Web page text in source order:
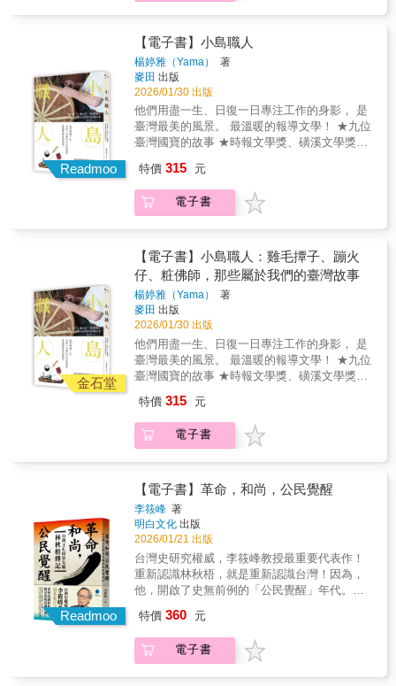
記錄34位在台灣努力實現夢想的傻瓜兼超人紀
無償放映給孩子們觀賞，為下一代披上勇氣的
披風！《台灣超人》電影第一集推出後，獲得
非常熱烈的迴響，打破13年來的台灣紀錄片票
房。那些克服「先天」障礙的生命故事，激勵
了許多人。這一次，續集《超人再起》記錄的
是勇敢跨越「後天」挑戰的超人們，他們不僅
超越自我，甚至伸出援手，幫助有一樣經歷的
人。謝謝每一位讀者，希望你也能帶著這份能
量，持續前行。——《超人再起》導演、本書
善政｜桃園市市長感動推薦──趙翠慧｜台灣超
人首席顧問謝源一｜泓德能源負責人曾國強｜
聚賢研發公司董事長暨公益信託生生不息教育
資人氣候變遷聯盟主席 謝慧敏｜京都念慈菴總
經理林丙輝｜集中保管結算所董事長吳昌錫｜
台北錫口扶輪社創社社長、台灣超人顧問劉大
潭｜教授林啟通｜唐寶寶大器樂團團長康木祥
｜藝術家陳美麗｜中華民國聖力樂活關懷照顧
協會理事長趙麗嬿｜拾荒英雄趙文正女兒莊傑
任｜森林城市協會理事長廖燦誠｜盲書藝術家
劉一峰｜花蓮玉里天主堂神父吉雷米｜台語節
教蘭陽青年會暨蘭陽舞蹈團創辦人吳道遠｜神
父孫翊倫｜輪椅小巨人沈利倩｜老鷹紅豆姚宥
米｜競速甜心林易超｜醫師杜英吉｜醫師、迦
南身心障礙養護院創辦人洪 蘭｜台北醫學大
學、中央大學講座教授姜義村｜國立臺灣師範
大學復健諮商與高齡福祉研究所教授、副學務
長吳俊傑｜台大理學院院長吳宗信｜國家太空
中心主任黃秀華｜槑齋主人阮錦源｜陸海空三
棲鐵人曾琮諭｜博士生、作家、演說家李偉文
｜牙醫師、作家、荒野保護協會榮譽理事長
不僅以巨大的勇氣走過了生命中的逆境，更在
的人前行。透過他們的故事，我們看見了傷痕
如何轉化為力量，成就勇敢穿越黑暗、再次發
光的生命軌跡。 《傻瓜與超人•超人再起》（見
光重生紀念版）一書，為2024年出版的《傻瓜
與超人》增訂版，書中增加了四個超越自我的
生命故事。透過這些故事，或許，你會想起生
命裡那些「不知道還能不能撐下去」的漫長黑
自然會出現。因為，每一次身處絕境，才是力
量覺醒的開始！本書由★金馬獎、金鐘獎平面
攝影師 李思敬 攝影★知名書法藝術家 王志揚
錄片《超人再起》也將持續前進校園與偏鄉，
無償放映給孩子們觀賞，為下一代披上勇氣的
披風！《台灣超人》電影第一集推出後，獲得
非常熱烈的迴響，打破13年來的台灣紀錄片票
房。那些克服「先天」障礙的生命故事，激勵
了許多人。這一次，續集《超人再起》記錄的
是勇敢跨越「後天」挑戰的超人們，他們不僅
超越自我，甚至伸出援手，幫助有一樣經歷的
人。謝謝每一位讀者，希望你也能帶著這份能
量，持續前行。——《超人再起》導演、本書
善政｜桃園市市長感動推薦──趙翠慧｜台灣超
人首席顧問謝源一｜泓德能源負責人曾國強｜
聚賢研發公司董事長暨公益信託生生不息教育
資人氣候變遷聯盟主席 謝慧敏｜京都念慈菴總
經理林丙輝｜集中保管結算所董事長吳昌錫｜
台北錫口扶輪社創社社長、台灣超人顧問劉大
潭｜教授林啟通｜唐寶寶大器樂團團長康木祥
｜藝術家陳美麗｜中華民國聖力樂活關懷照顧
協會理事長趙麗嬿｜拾荒英雄趙文正女兒莊傑
任｜森林城市協會理事長廖燦誠｜盲書藝術家
目主持人、作家秘克琳｜神父、財團法人天主
教蘭陽青年會暨蘭陽舞蹈團創辦人吳道遠｜神
父孫翊倫｜輪椅小巨人沈利倩｜老鷹紅豆姚宥
米｜競速甜心林易超｜醫師杜英吉｜醫師、迦
看見臺灣歷史的另一面「現代國家所代表的政
處，必有另一套隱然運行的法則。這套隱然運
行的規範可以是家族約束、可以是宗教規範，
也可以是江湖上的『規矩』。」----鄭進耀
關鍵，也是老派江湖的最後身影。他的喪禮，
國內外政商名流、江湖人士到場悼念他的名
號，可以為歌仔戲名角楊麗花．葉青鎮場他的
故事，能看見蔣介石父子、田中角榮和辜寬敏
蔡金塗的一生，橫跨日治、戒嚴年代，他是地
方頭人、藝陣推手，也是民間社會和政權間的
重要協商者。他一生既深入臺日關係，也常仲
裁複雜的江湖事務，媒體無法定位他，只能稱
之為：「臺北聞人」。鄭進耀深度採訪、重建
人蔡金塗生平的著作 看見從日治到戰後，臺
日之間的「江湖」 動盪的時代，地方頭人擔
負起協商、主持公道的角色 從蔡金塗身上，
看見臺灣歷史的另一面「現代國家所代表的政
治執法無法涵蓋整個社會，在律法無法觸及之
處，必有另一套隱然運行的法則。這套隱然運
行的規範可以是家族約束、可以是宗教規範，
也可以是江湖上的『規矩』。」----鄭進耀
Readmoo
【電子書】小島職人
楊婷雅（Yama）
著
麥田 出版
2026/01/30 出版
他們用盡一生、日復一日專注工作的身影， 是
臺灣最美的風景。 最溫暖的報導文學！ ★九位
臺灣國寶的故事 ★時報文學獎、磺溪文學獎、
與做事，都要實實在在。」 如此簡單，卻是行
走人生的金科玉律。 是這樣的在地精神，成為
我們社會的強大根基， 是他們雙手的代代接
糕餅、金黃琥珀色的古早味糖膏、海納千船的
漁港&hellip;&hellip; 這些看似平凡的事，是你
我的兒時記憶，是庶民生活的軌跡，更是臺灣
僅存職人的一生懸命。 當雞毛撢子需求漸漸消
失，這個在旁人眼裡的雞毛小事，卻是陳忠露
夫妻倆堅守一世的志業；當鹿港鎮還在沉睡，
手工蒸籠職人陳錦煌嘴角微微抿著，汗水從額
角滑落，這是他七十年如一日的日常；金山淡
金公路沿岸在鼎盛時期，一晚漁獲量高達八百
多簍，如今僅剩一艘磺火船，孤身在海上搖搖
事，以親切平實的文字，帶領讀者走進老職人
的家中，感受他們的生命活力，認識我們熟悉
的物件是如何與他們的一生牢牢綁在一起。而
讓傳統文化得以延續，也讓我們看見：有時
候，就是那一股傻勁與執著，生命才得以綻放
光芒。 &mdash;&mdash;獻給每一位堅持用
手、用心、用時間慢慢工作的人
&mdash;&mdash; 在地推薦 Banbi｜旅遊攝影
師、作家 王盛弘｜作家 古碧玲｜《上下游副
刊》總編輯 卓君澤｜知名運動媒體人 凌宗魁｜
限公司創辦人 賴家華｜金山漫遊執行長 本書特
色 ◎增進語文、歷史、社會公民素養的最佳讀
物 ◎認識臺灣各地傳統工藝、探討工作的意義
◎深刻描繪臺灣人文精神與文化底蘊，以及人
特價 315 元
電子書
金石堂
【電子書】小島職人：雞毛撢子、蹦火
仔、粧佛師，那些屬於我們的臺灣故事
楊婷雅（Yama）
著
麥田 出版
2026/01/30 出版
他們用盡一生、日復一日專注工作的身影， 是
臺灣最美的風景。 最溫暖的報導文學！ ★九位
臺灣國寶的故事 ★時報文學獎、磺溪文學獎、
與做事，都要實實在在。」 如此簡單，卻是行
走人生的金科玉律。 是這樣的在地精神，成為
我們社會的強大根基， 是他們雙手的代代接
糕餅、金黃琥珀色的古早味糖膏、海納千船的
漁港&hellip;&hellip; 這些看似平凡的事，是你
我的兒時記憶，是庶民生活的軌跡，更是臺灣
僅存職人的一生懸命。 當雞毛撢子需求漸漸消
失，這個在旁人眼裡的雞毛小事，卻是陳忠露
夫妻倆堅守一世的志業；當鹿港鎮還在沉睡，
手工蒸籠職人陳錦煌嘴角微微抿著，汗水從額
角滑落，這是他七十年如一日的日常；金山淡
金公路沿岸在鼎盛時期，一晚漁獲量高達八百
晃晃&hellip;&hellip; 本書收錄的九篇人物故
事，以親切平實的文字，帶領讀者走進老職人
的家中，感受他們的生命活力，認識我們熟悉
特價 315 元
電子書
Readmoo
【電子書】革命，和尚，公民覺醒
李筱峰 著
明白文化 出版
2026/01/21 出版
台灣史研究權威，李筱峰教授最重要代表作！
重新認識林秋梧，就是重新認識台灣！因為，
他，開啟了史無前例的「公民覺醒」年代。他
★補齊台灣史最重要一塊拼圖，罕見文化、政
治、社會運動、宗教改革，多議題交織。一個
學生，一位和尚，一名辯士，林秋梧如何成為
特價 360 元
電子書